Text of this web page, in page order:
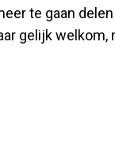
te gaan
gelijk